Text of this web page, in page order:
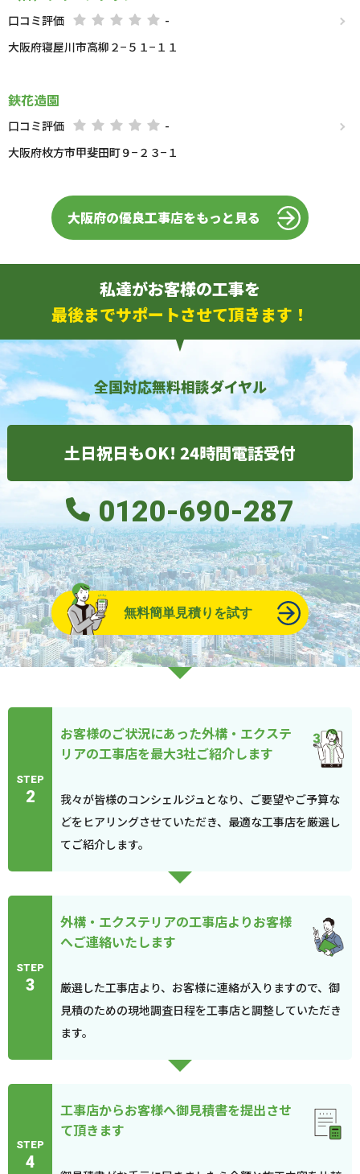
口コミ評価
-
大阪府寝屋川市高柳２−５１−１１
鋏花造園
口コミ評価
-
大阪府枚方市甲斐田町９−２３−１
大阪府の優良工事店をもっと見る
私達がお客様の工事を
最後までサポートさせて頂きます！
全国対応無料相談ダイヤル
土日祝日もOK! 24時間電話受付
0120-690-287
無料簡単見積りを試す
STEP
2
お客様のご状況にあった外構・エクステ
リアの工事店を最大3社ご紹介します
我々が皆様のコンシェルジュとなり、ご要望やご予算な
どをヒアリングさせていただき、最適な工事店を厳選し
てご紹介します。
STEP
3
外構・エクステリアの工事店よりお客様
へご連絡いたします
厳選した工事店より、お客様に連絡が入りますので、御
見積のための現地調査日程を工事店と調整していただき
ます。
STEP
4
工事店からお客様へ御見積書を提出させ
て頂きます